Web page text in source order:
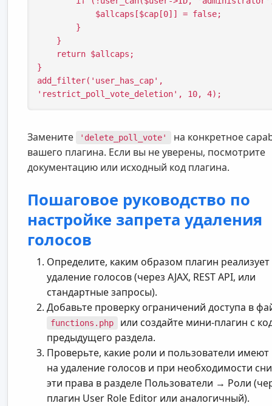
}
add_filter('user_has_cap',
'restrict_poll_vote_deletion', 10, 4);
Замените 'delete_poll_vote'
на конкретное
вашего плагина. Если вы не уверены, посмотрите
документацию или исходный код плагина.
Пошаговое руководство по
настройке запрета удаления
голосов
Определите, каким образом плагин реализует
удаление голосов (через AJAX, REST API, или
стандартные запросы).
Добавьте проверку ограничений доступа в
functions.php
или создайте мини-плагин с
предыдущего раздела.
Проверьте, какие роли и пользователи имеют
на удаление голосов и при необходимости
эти права в разделе Пользователи → Роли
плагин User Role Editor или аналогичный).